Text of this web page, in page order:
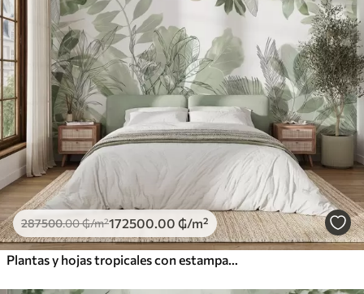
287500.00₲/m²172500 .00 ₲/m²